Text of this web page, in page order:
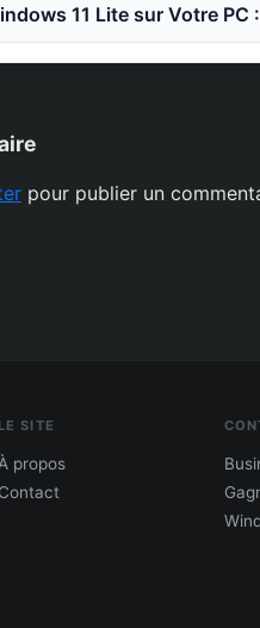
11 Lite sur Votre PC
pour publier un
LE SITE
À propos
Contact